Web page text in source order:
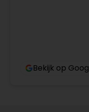
Bekijk op